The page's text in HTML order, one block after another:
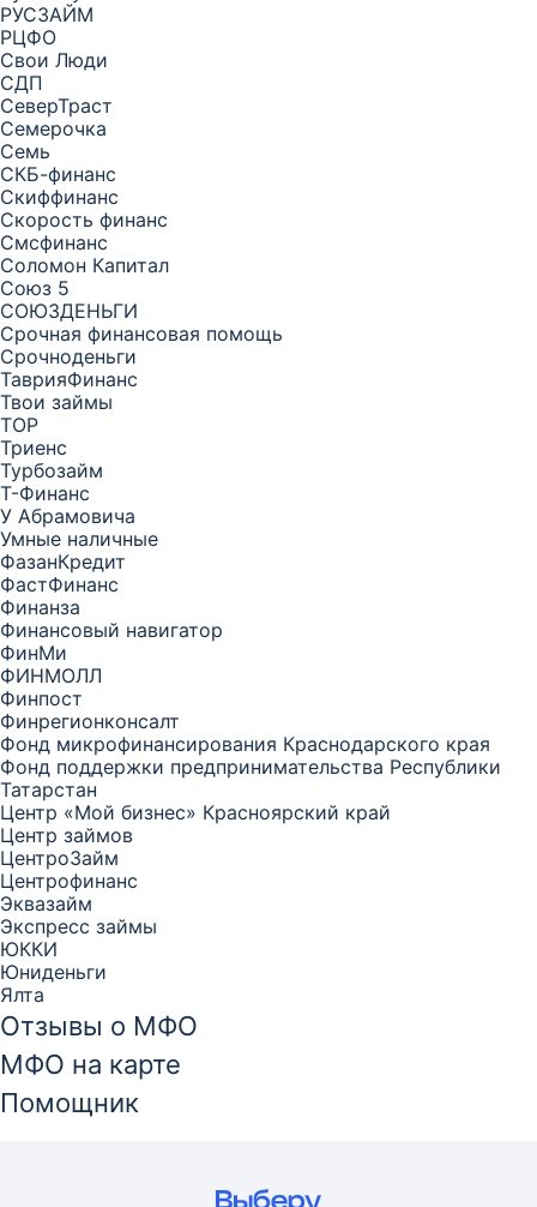
РУСЗАЙМ
РЦФО
Свои Люди
СДП
СеверТраст
Семерочка
Семь
СКБ-финанс
Скиффинанс
Скорость финанс
Смсфинанс
Соломон Капитал
Союз 5
СОЮЗДЕНЬГИ
Срочная финансовая помощь
Срочноденьги
ТаврияФинанс
Твои займы
ТОР
Триенс
Турбозайм
Т-Финанс
У Абрамовича
Умные наличные
ФазанКредит
ФастФинанс
Финанза
Финансовый навигатор
ФинМи
ФИНМОЛЛ
Финпост
Финрегионконсалт
Фонд микрофинансирования Краснодарского края
Фонд поддержки предпринимательства Республики
Татарстан
Центр «Мой бизнес» Красноярский край
Центр займов
ЦентроЗайм
Центрофинанс
Эквазайм
Экспресс займы
ЮККИ
Юниденьги
Ялта
Отзывы о МФО
МФО на карте
Помощник